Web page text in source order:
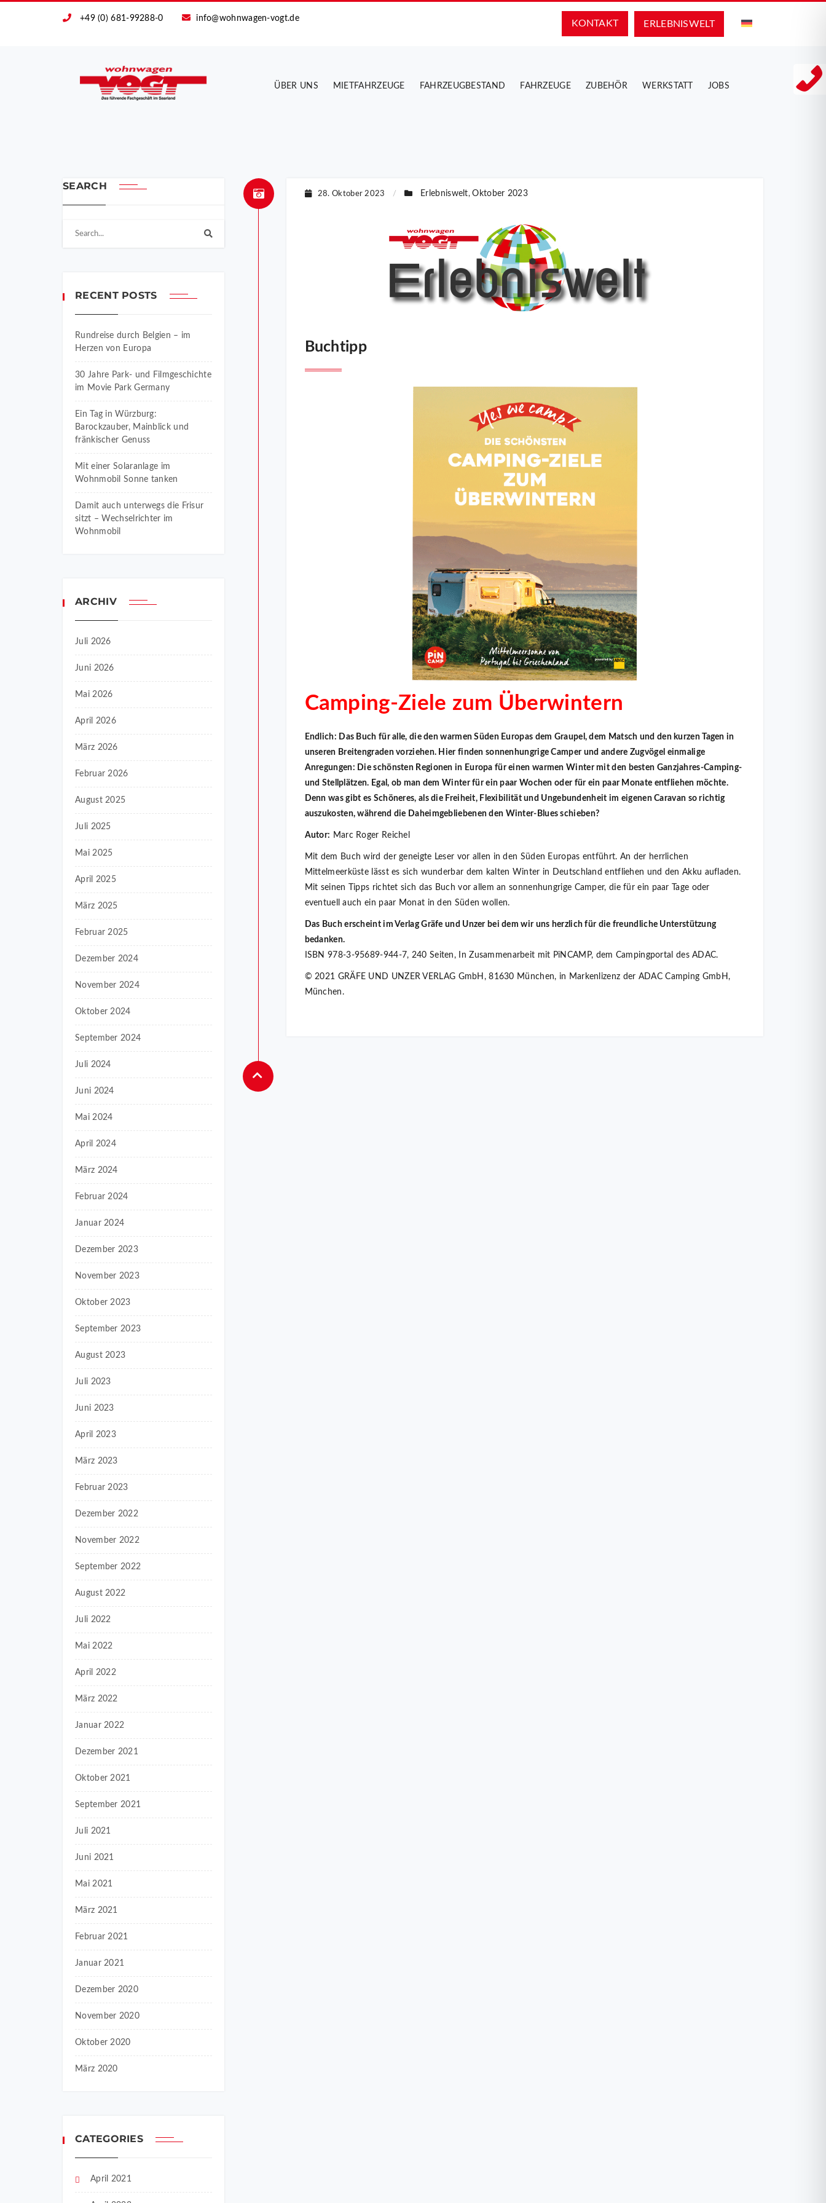
+49 (0) 681-99288-0 info@wohnwagen-vogt.de
ERLEBNIS­WELT
KONTAKT
ÜBER UNS MIETFAHRZEUGE FAHRZEUGBESTAND FAHRZEUGE ZUBEHÖR WERKSTATT JOBS
SEARCH
RECENT POSTS
Rundreise durch Belgien – im
Herzen von Europa
30 Jahre Park- und Filmgeschichte
im Movie Park Germany
Ein Tag in Würzburg:
Barockzauber, Mainblick und
fränkischer Genuss
Mit einer Solaranlage im
Wohnmobil Sonne tanken
Damit auch unterwegs die Frisur
sitzt – Wechselrichter im
Wohnmobil
ARCHIV
Juli 2026
Juni 2026
Mai 2026
April 2026
März 2026
Februar 2026
August 2025
Juli 2025
Mai 2025
April 2025
März 2025
Februar 2025
Dezember 2024
November 2024
Oktober 2024
September 2024
Juli 2024
Juni 2024
Mai 2024
April 2024
März 2024
Februar 2024
Januar 2024
Dezember 2023
November 2023
Oktober 2023
September 2023
August 2023
Juli 2023
Juni 2023
April 2023
März 2023
Februar 2023
Dezember 2022
November 2022
September 2022
August 2022
Juli 2022
Mai 2022
April 2022
März 2022
Januar 2022
Dezember 2021
Oktober 2021
September 2021
Juli 2021
Juni 2021
Mai 2021
März 2021
Februar 2021
Januar 2021
Dezember 2020
November 2020
Oktober 2020
März 2020
CATEGORIES
April 2021
28. Oktober 2023 / Erlebniswelt,Oktober 2023
Buchtipp
Camping-Ziele zum Überwintern
Endlich: Das Buch für alle, die den warmen Süden Europas dem Graupel, dem Matsch und den kurzen Tagen in
unseren Breitengraden vorziehen. Hier finden sonnenhungrige Camper und andere Zugvögel einmalige
Anregungen: Die schönsten Regionen in Europa für einen warmen Winter mit den besten Ganzjahres-Camping-
und Stellplätzen. Egal, ob man dem Winter für ein paar Wochen oder für ein paar Monate entfliehen möchte.
Denn was gibt es Schöneres, als die Freiheit, Flexibilität und Ungebundenheit im eigenen Caravan so richtig
auszukosten, während die Daheimgebliebenen den Winter-Blues schieben?
Autor: Marc Roger Reichel
Mit dem Buch wird der geneigte Leser vor allen in den Süden Europas entführt. An der herrlichen
Mittelmeerküste lässt es sich wunderbar dem kalten Winter in Deutschland entfliehen und den Akku aufladen.
Mit seinen Tipps richtet sich das Buch vor allem an sonnenhungrige Camper, die für ein paar Tage oder
eventuell auch ein paar Monat in den Süden wollen.
Das Buch erscheint im Verlag Gräfe und Unzer bei dem wir uns herzlich für die freundliche Unterstützung
bedanken.
ISBN 978-3-95689-944-7, 240 Seiten, In Zusammenarbeit mit PiNCAMP, dem Campingportal des ADAC.
© 2021 GRÄFE UND UNZER VERLAG GmbH, 81630 München, in Markenlizenz der ADAC Camping GmbH,
München.